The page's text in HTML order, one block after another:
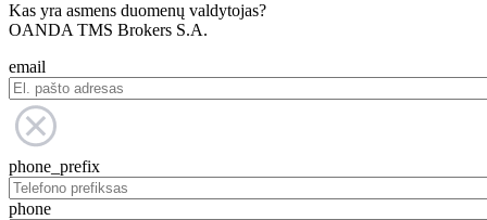
Kas yra asmens duomenų valdytojas?
OANDA TMS Brokers S.A.
email
phone_prefix
phone